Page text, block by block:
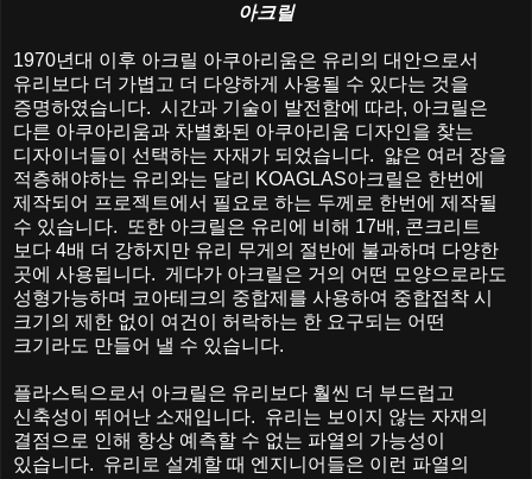
아크릴
1970년대 이후 아크릴 아쿠아리움은 유리의 대안으로서
유리보다 더 가볍고 더 다양하게 사용될 수 있다는 것을
증명하였습니다. 시간과 기술이 발전함에 따라, 아크릴은
다른 아쿠아리움과 차별화된 아쿠아리움 디자인을 찾는
디자이너들이
선택하는 자재가 되었습니다. 얇은 여러 장을
적층해야하는 유리와는 달리 KOAGLAS아크릴은 한번에
제작되어 프로젝트에서 필요로 하는 두께로 한번에 제작될
수 있습니다. 또한 아크릴은 유리에 비해 17배 , 콘크리트
보다 4배 더 강하지만 유리 무게의 절반에 불과하며 다양한
곳에 사용됩니다. 게다가 아크릴은 거의 어떤 모양으로라도
성형가능하며 코아테크의 중합제를 사용하여 중합접착 시
크기의 제한 없이 여건이 허락하는 한 요구되는 어떤
크기라도 만들어 낼 수 있습니다.
플라스틱으로서 아크릴은 유리보다 훨씬 더 부드럽고
신축성이
뛰어난 소재입니다. 유리는 보이지 않는 자재의
결점으로 인해 항상 예측할 수 없는 파열의 가능성이
있습니다. 유리로 설계할 때 엔지니어들은 이런 파열의